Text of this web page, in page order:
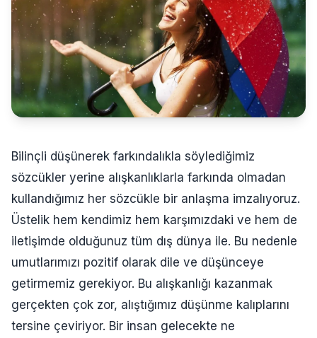
Bilinçli düşünerek farkındalıkla söylediğimiz
sözcükler yerine alışkanlıklarla farkında olmadan
kullandığımız her sözcükle bir anlaşma imzalıyoruz.
Üstelik hem kendimiz hem karşımızdaki ve hem de
iletişimde olduğunuz tüm dış dünya ile. Bu nedenle
umutlarımızı pozitif olarak dile ve düşünceye
getirmemiz gerekiyor. Bu alışkanlığı kazanmak
gerçekten çok zor, alıştığımız düşünme kalıplarını
tersine çeviriyor. Bir insan gelecekte ne